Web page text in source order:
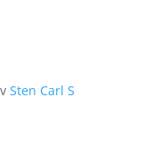
Sten Carl S